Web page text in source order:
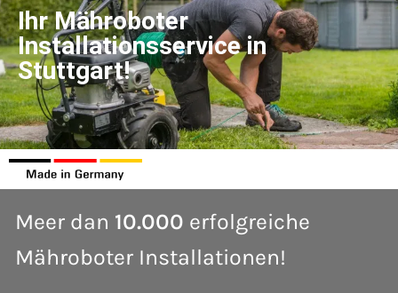
Ihr Mähroboter
Installationsservice in
Stuttgart!
Meer dan 10.000 erfolgreiche
Mähroboter Installationen!